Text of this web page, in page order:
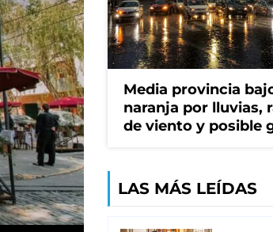
Media provincia
naranja por lluvias,
de viento y posible
LAS MÁS LEÍDAS